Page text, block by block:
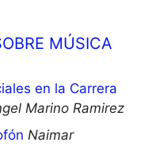
MÚSICA
en la Carrera
Marino Ramirez
Naimar